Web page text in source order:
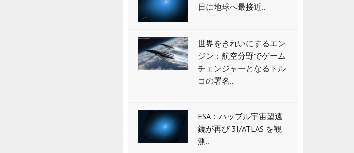
日に地球へ最接近..
世界をきれいにするエン
ジン：航空分野でゲーム
チェンジャーとなるトル
コの署名..
ESA：ハッブル宇宙望遠
鏡が再び 3I/ATLAS を観
測..